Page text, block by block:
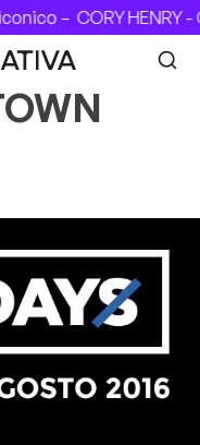
– CORY HENRY